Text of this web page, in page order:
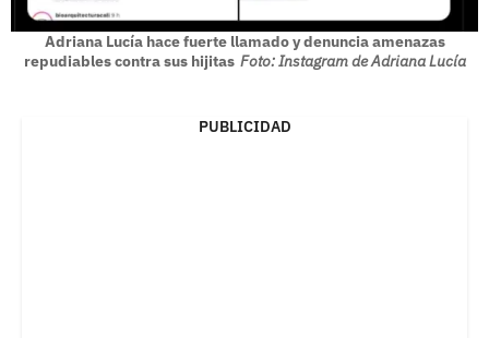
Adriana Lucía hace fuerte llamado y denuncia amenazas
repudiables contra sus hijitas Foto: Instagram de Adriana Lucía
PUBLICIDAD